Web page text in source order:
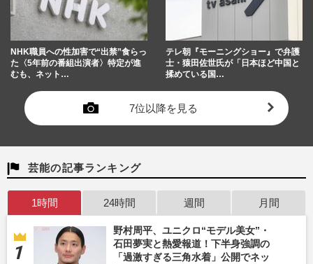
NHK職員への性加害で“出禁”食らっ
た〈5年前の番組出演者〉特定が進
むも、ネット…
テレ朝『モーニングショー』で弁護
士・猿田佐世氏が「日本ほど中国と
揉めている国…
7位以降を見る
芸能の記事ランキング
1時間 24時間 週間 月間
野村周平、ユニクロ“モデル美女”・
石田夢実と熱愛報道！下半身強調の
「過激すぎる三角水着」公開でネッ